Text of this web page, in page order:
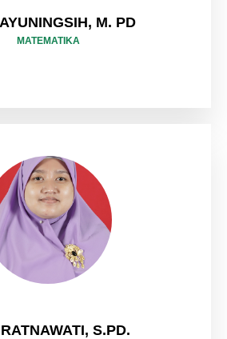
M. PD
MATEMATIKA
S.PD.